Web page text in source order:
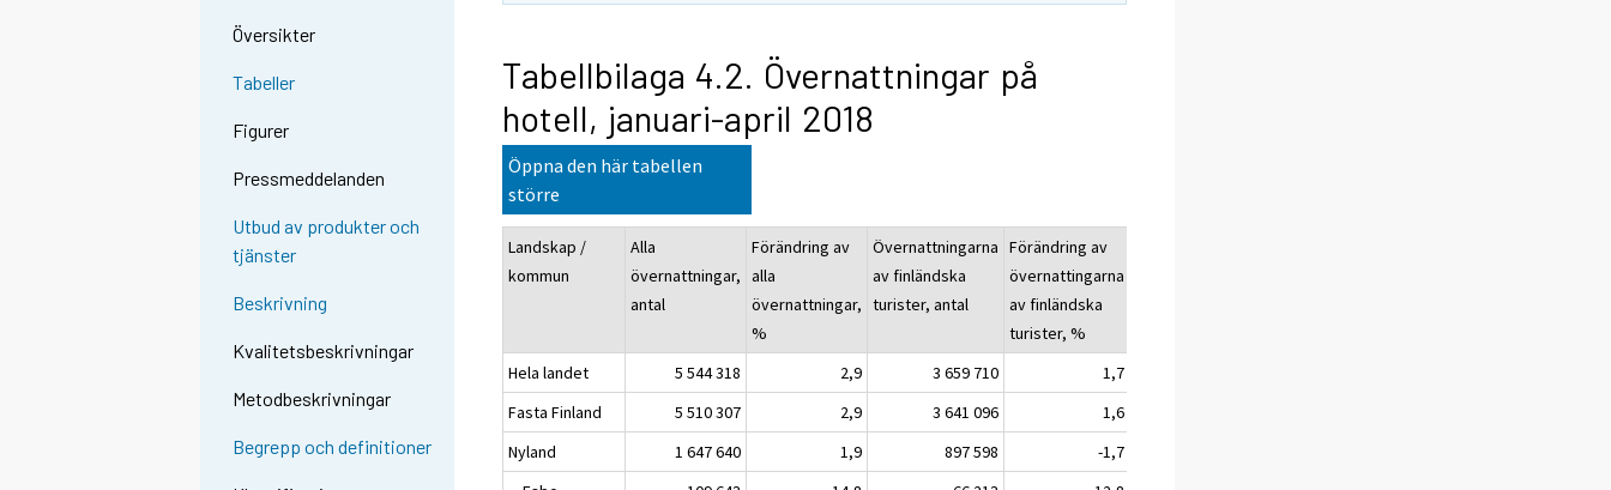
Översikter
Tabeller
Figurer
Pressmeddelanden
Utbud av produkter och
tjänster
Beskrivning
Kvalitetsbeskrivningar
Metodbeskrivningar
Begrepp och definitioner
Tabellbilaga 4.2. Övernattningar på
hotell, januari-april 2018
Öppna den här tabellen
större
Landskap /
kommun
Alla
övernattningar,
antal
Förändring av
alla
övernattningar,
%
Övernattningarna
av finländska
turister, antal
Förändring av
övernattingarna
av finländska
turister, %
Hela landet
5 544 318 2,9 3 659 710 1,7
Fasta Finland
5 510 307 2,9 3 641 096 1,6
Nyland
1 647 640 1,9 897 598 -1,7